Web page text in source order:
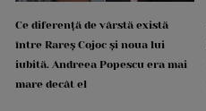
Ce diferență de vârstă există
între Rareș Cojoc și noua lui
iubită. Andreea Popescu era mai
mare decât el